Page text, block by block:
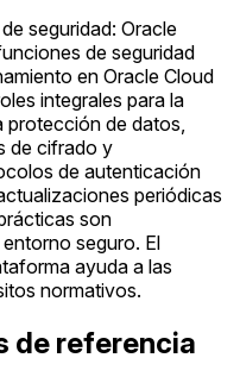
seguridad: Oracle
de seguridad
en Oracle Cloud
integrales para la
protección de datos,
de cifrado y
de autenticación
periódicas
son
seguro. El
ayuda a las
normativos.
de referencia